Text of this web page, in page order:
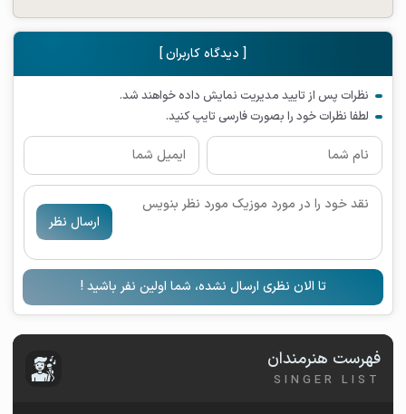
[ دیدگاه کاربران ]
نظرات پس از تایید مدیریت نمایش داده خواهند شد.
لطفا نظرات خود را بصورت فارسی تایپ کنید.
ارسال نظر
تا الان نظری ارسال نشده، شما اولین نفر باشید !
فهرست هنرمندان
SINGER LIST